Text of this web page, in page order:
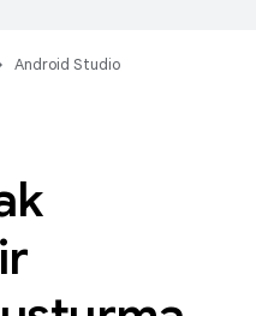
Android Studio